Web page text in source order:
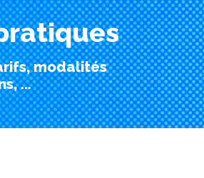
modalités
...